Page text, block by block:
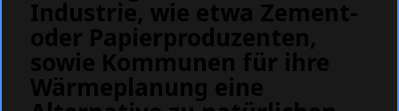
Industrie, wie etwa Zement-
oder Papierproduzenten,
sowie Kommunen für ihre
Wärmeplanung eine